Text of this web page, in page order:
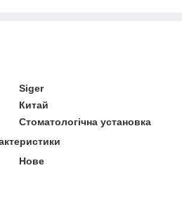
Siger
Китай
Стоматологічна установка
Нове